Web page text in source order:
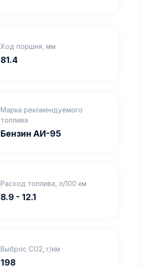
Ход поршня, мм
81.4
Марка рекомендуемого
топлива
Бензин АИ-95
Расход топлива, л/100 км
8.9 - 12.1
Выброс CO2, г/км
198